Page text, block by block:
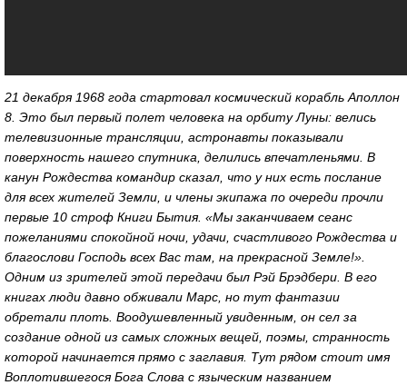
21 декабря 1968 года стартовал космический корабль Аполлон
8. Это был первый полет человека на орбиту Луны: велись
телевизионные трансляции, астронавты показывали
поверхность нашего спутника, делились впечатленьями. В
канун Рождества командир сказал, что у них есть послание
для всех жителей Земли, и члены экипажа по очереди прочли
первые 10 строф Книги Бытия. «Мы заканчиваем сеанс
пожеланиями спокойной ночи, удачи, счастливого Рождества и
благослови Господь всех Вас там, на прекрасной Земле!».
Одним из зрителей этой передачи был Рэй Брэдбери. В его
книгах люди давно обживали Марс, но тут фантазии
обретали плоть. Воодушевленный увиденным, он сел за
создание одной из самых сложных вещей, поэмы, странность
которой начинается прямо с заглавия. Тут рядом стоит имя
Воплотившегося Бога Слова с языческим названием